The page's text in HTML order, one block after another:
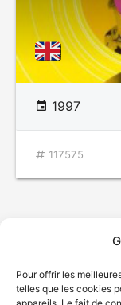
Pour offrir les
telles que les cookies
1997
117575